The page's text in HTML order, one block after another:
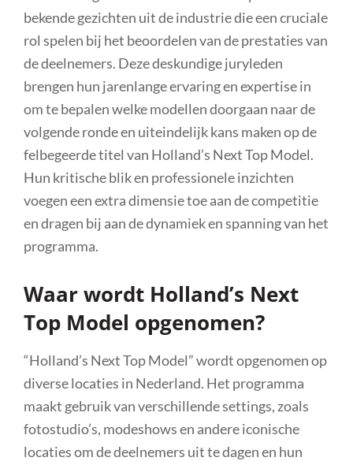
bekende gezichten uit de industrie die een cruciale
rol spelen bij het beoordelen van de prestaties van
de deelnemers. Deze deskundige juryleden
brengen hun jarenlange ervaring en expertise in
om te bepalen welke modellen doorgaan naar de
volgende ronde en uiteindelijk kans maken op de
felbegeerde titel van Holland’s Next Top Model.
Hun kritische blik en professionele inzichten
voegen een extra dimensie toe aan de competitie
en dragen bij aan de dynamiek en spanning van het
programma.
Waar wordt Holland’s Next
Top Model opgenomen?
“Holland’s Next Top Model” wordt opgenomen op
diverse locaties in Nederland. Het programma
maakt gebruik van verschillende settings, zoals
fotostudio’s, modeshows en andere iconische
locaties om de deelnemers uit te dagen en hun